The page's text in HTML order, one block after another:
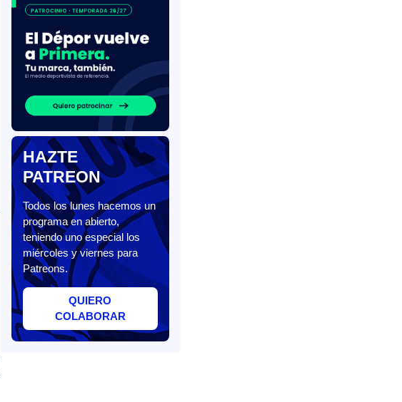
HAZTE
PATREON
Todos los lunes hacemos un
programa en abierto,
teniendo uno especial los
miércoles y viernes para
Patreons.
QUIERO
COLABORAR